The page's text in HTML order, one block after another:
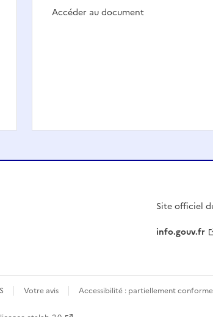
Accéder au document
Site officiel
info.gouv.fr
Votre avis Accessibilité : partiellement conforme